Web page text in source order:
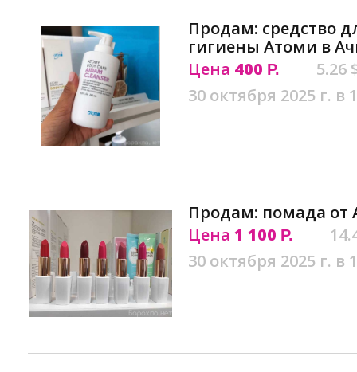
Продам: средство
гигиены Атоми в
Цена 400 Р.
5.26
30 октября 2025 г. в
Продам: помада от
Цена 1 100 Р.
30 октября 2025 г. в